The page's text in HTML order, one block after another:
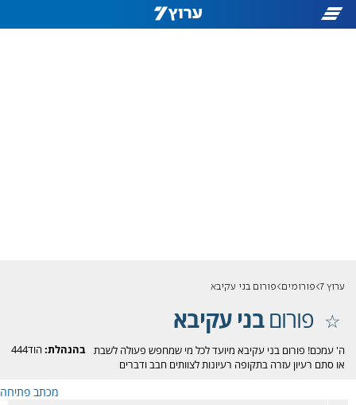
ערוץ 7 פורומים פורום בני עקיבא
פורוםבני עקיבא
בהנהלת:הוד444
ה' עמכם! פורום בני עקיבא מיועד לכל מי שמחפש פעולה לשבת
או סתם רעיון עזרה בתקופה רעיונות לצוותים חבב ודברים
מכתב פתיחה